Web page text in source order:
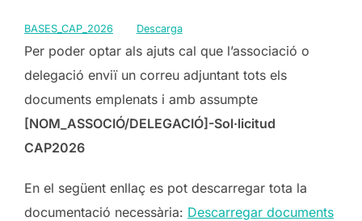
BASES_CAP_2026 Descarga
Per poder optar als ajuts cal que l’associació o
delegació enviï un correu adjuntant tots els
documents emplenats i amb assumpte
[NOM_ASSOCIÓ/DELEGACIÓ]-Sol·licitud
CAP2026
En el següent enllaç es pot descarregar tota la
documentació necessària: Descarregar documents